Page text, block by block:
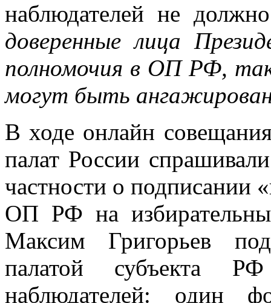
наблюдателей не
доверенные лица
полномочия в ОП РФ,
могут быть
В ходе онлайн
палат России
частности о подписании
ОП РФ на
Максим Григорьев
палатой субъекта
наблюдателей: один